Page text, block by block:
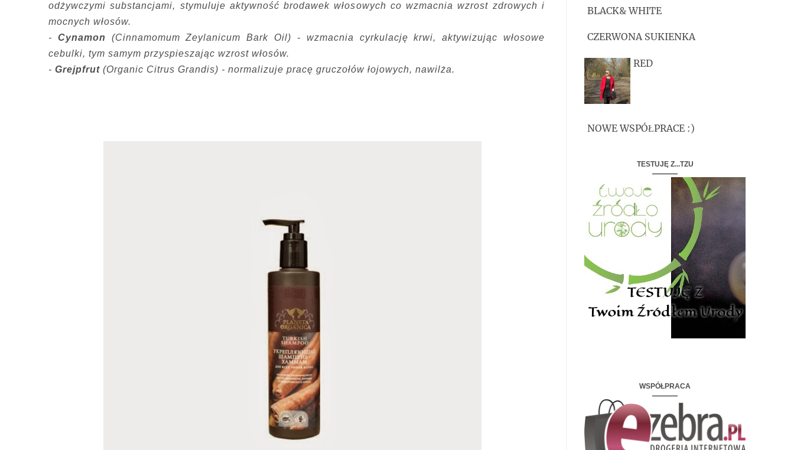
odżywczymi substancjami, stymuluje aktywność brodawek włosowych co wzmacnia wzrost zdrowych i
mocnych włosów.
- Cynamon (Cinnamomum Zeylanicum Bark Oil) - wzmacnia cyrkulację krwi, aktywizując włosowe
cebulki, tym samym przyspieszając wzrost włosów.
- Grejpfrut (Organic Citrus Grandis) - normalizuje pracę gruczołów łojowych, nawilża.
BLACK& WHITE
CZERWONA SUKIENKA
RED
NOWE WSPÓŁPRACE :)
TESTUJĘ Z...TZU
WSPÓŁPRACA